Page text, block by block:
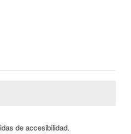
de accesibilidad.